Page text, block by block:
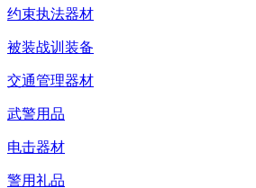
约束执法器材
被装战训装备
交通管理器材
武警用品
电击器材
警用礼品